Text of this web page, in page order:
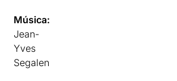
Música:
Jean-
Yves
Segalen